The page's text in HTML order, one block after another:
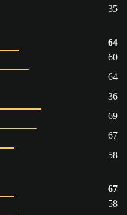
35
64
60
64
36
69
67
58
67
58